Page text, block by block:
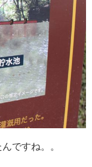
ですね。。